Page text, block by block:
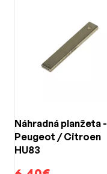
Náhradná planžeta -
Peugeot / Citroen
HU83